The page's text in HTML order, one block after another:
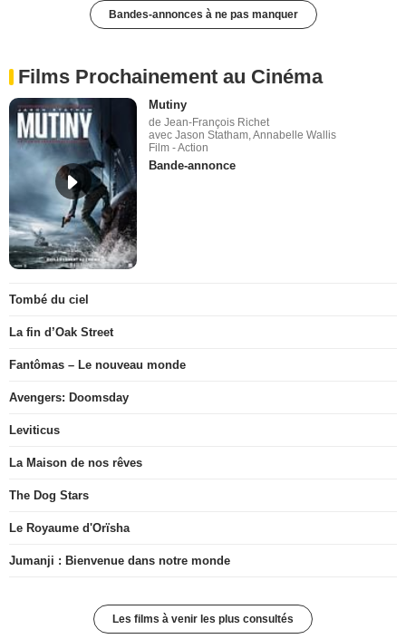
Bandes-annonces à ne pas manquer
Films Prochainement au Cinéma
Mutiny
de Jean-François Richet
avec Jason Statham, Annabelle Wallis
Film - Action
Bande-annonce
Tombé du ciel
La fin d’Oak Street
Fantômas – Le nouveau monde
Avengers: Doomsday
Leviticus
La Maison de nos rêves
The Dog Stars
Le Royaume d'Orïsha
Jumanji : Bienvenue dans notre monde
Les films à venir les plus consultés